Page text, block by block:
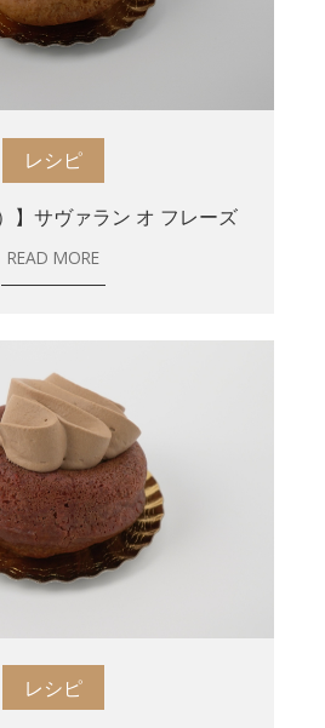
レシピ
】サヴァラン オ フレーズ
READ MORE
レシピ